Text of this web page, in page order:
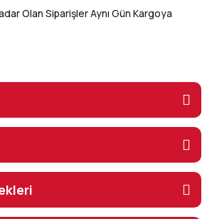
Olan Siparişler Aynı Gün Kargoya